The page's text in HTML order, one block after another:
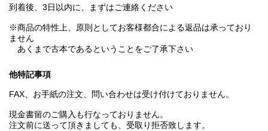
到着後、3日以内に、まずはご連絡ください
※商品の特性上、原則としてお客様都合による返品は承っており
ません
あくまで古本であるということをご了承下さい
他特記事項
FAX、お手紙の注文、問い合わせは受け付けておりません。
現金書留のご購入も行なっておりません。
注文前に送って頂きましても、受取り拒否致します。